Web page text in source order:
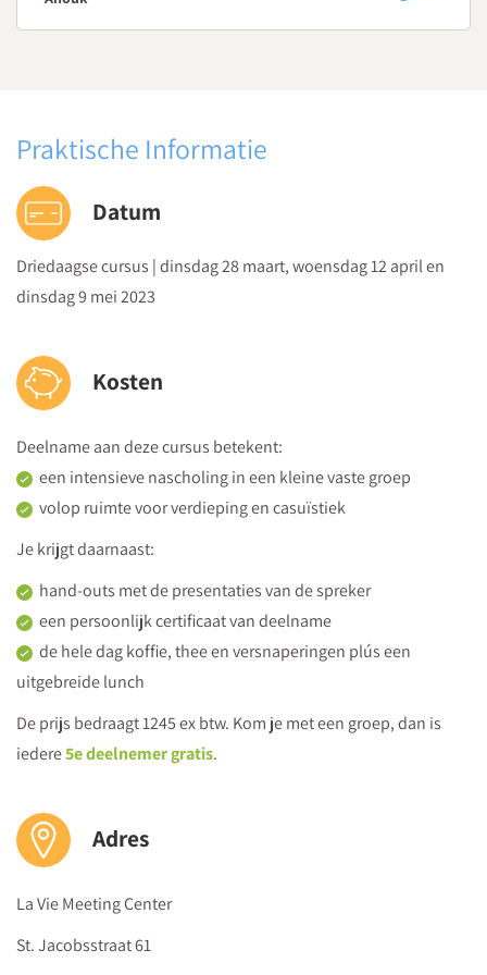
Wanneer spreek je van een effectieve leerlingbespreking?
gesprekken en er is ruimte voor het inbrengen van eigen
casuïstiek.
Praktische Informatie
Datum
Driedaagse cursus | dinsdag 28 maart, woensdag 12 april en
dinsdag 9 mei 2023
Kosten
Deelname aan deze cursus betekent:
een intensieve nascholing in een kleine vaste groep
volop ruimte voor verdieping en casuïstiek
Je krijgt daarnaast:
hand-outs met de presentaties van de spreker
een persoonlijk certificaat van deelname
de hele dag koffie, thee en versnaperingen plús een
uitgebreide lunch
De prijs bedraagt 1245 ex btw. Kom je met een groep, dan is
iedere5e deelnemer gratis.
Adres
La Vie Meeting Center
St. Jacobsstraat 61